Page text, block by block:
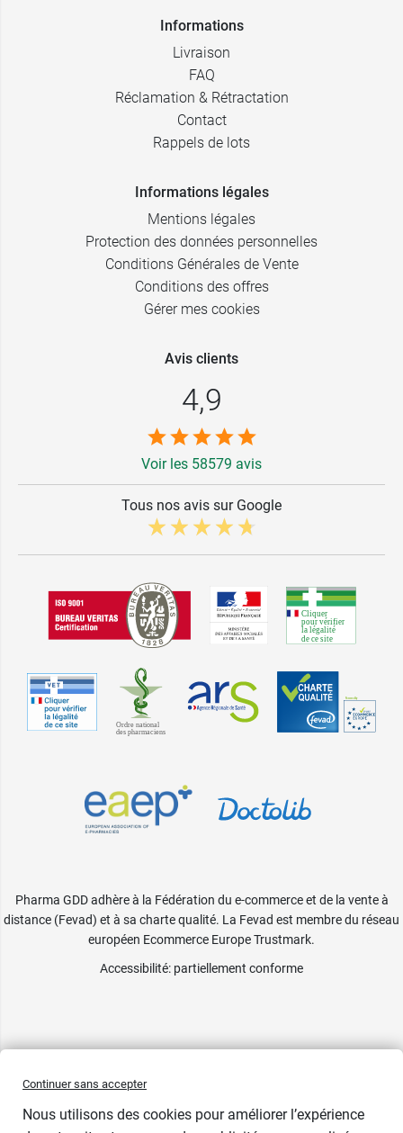
Informations
Livraison
FAQ
Réclamation & Rétractation
Contact
Rappels de lots
Informations légales
Mentions légales
Protection des données personnelles
Conditions Générales de Vente
Conditions des offres
Gérer mes cookies
Avis clients
4,9
Voir les 58579 avis
Tous nos avis sur Google
Pharma GDD adhère à la Fédération du e-commerce et de la vente à
distance (Fevad) et à sa charte qualité. La Fevad est membre du réseau
européen Ecommerce Europe Trustmark.
Accessibilité: partiellement conforme
Continuer sans accepter
Nous utilisons des cookies pour améliorer l’expérience